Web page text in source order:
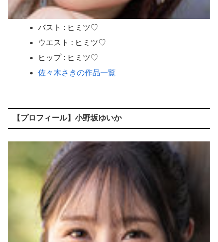
バスト : ヒミツ♡
ウエスト : ヒミツ♡
ヒップ : ヒミツ♡
佐々木さきの作品一覧
【プロフィール】小野坂ゆいか